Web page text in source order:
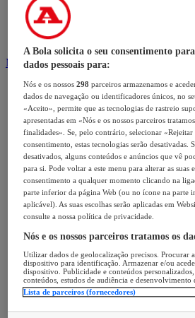
Modalidades
A Bola solicita o seu consentimento
dados pessoais para:
Nós e os nossos298 parceiros armazenamos e
dados de navegação ou identificadores únicos, no
«Aceito», permite que as tecnologias de rastreio
apresentadas em «Nós e os nossos parceiros
finalidades». Se, pelo contrário, selecionar
consentimento, estas tecnologias serão desativadas.
desativados, alguns conteúdos e anúncios que vê
para si. Pode voltar a este menu para alterar as suas
consentimento a qualquer momento clicando na
parte inferior da página Web (ou no ícone na parte
aplicável). As suas escolhas serão aplicadas em
consulte a nossa política de privacidade.
Nós e os nossos parceiros tratamos os
Utilizar dados de geolocalização precisos. Procurar
dispositivo para identificação. Armazenar e/ou
dispositivo. Publicidade e conteúdos
conteúdos, estudos de audiência e desenvolvimento
Lista de parceiros (fornecedores)